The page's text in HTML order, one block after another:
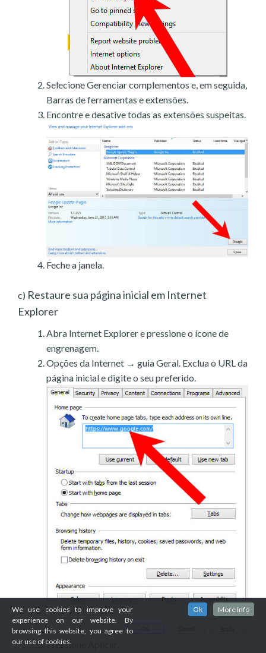
Selecione Gerenciar complementos e, em seguida,
Barras de ferramentas e extensões.
Encontre e desative todas as extensões suspeitas.
Feche a janela.
c) Restaure sua página inicial em Internet
Explorer
Abra Internet Explorer e pressione o ícone de
engrenagem.
Opções da Internet → guia Geral. Exclua o URL da
página inicial e digite o seu preferido.
Pressione Aplicar.
We use cookies to improve your
experience on our website. By
browsing this website, you agree to
our use of cookies.
Ok More Info